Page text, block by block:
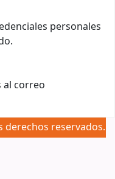
personales
al correo
derechos reservados.